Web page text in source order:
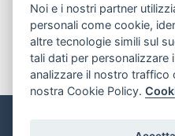
Noi e i nostri partner
personali come cookie,
altre tecnologie simili sul
tali dati per personalizzare
analizzare il nostro traffico
nostra Cookie Policy.